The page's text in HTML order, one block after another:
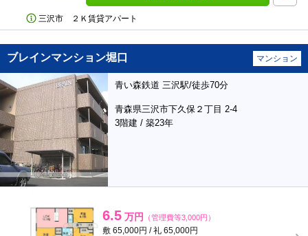
三沢市 ２Ｋ賃貸アパート
ブレインマンション堀口 マンション
青い森鉄道 三沢駅/徒歩70分
青森県三沢市下久保２丁目 2-4
3階建 / 築23年
6.5 万円 （管理費等3,000円）
敷 65,000円 / 礼 65,000円